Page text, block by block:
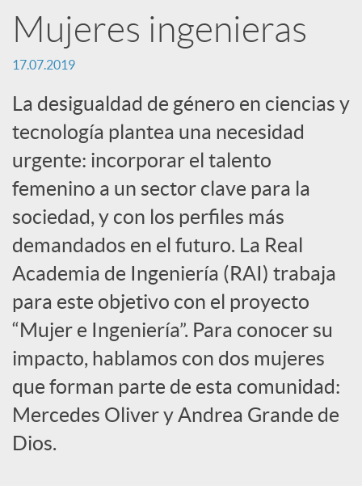
R
e
d
e
s
S
o
c
i
Mujeres ingenieras
17.07.2019
La desigualdad de género en ciencias y
tecnología plantea una necesidad
urgente: incorporar el talento
femenino a un sector clave para la
sociedad, y con los perfiles más
demandados en el futuro. La Real
Academia de Ingeniería (RAI) trabaja
para este objetivo con el proyecto
“Mujer e Ingeniería”. Para conocer su
impacto, hablamos con dos mujeres
que forman parte de esta comunidad:
Mercedes Oliver y Andrea Grande de
Dios.